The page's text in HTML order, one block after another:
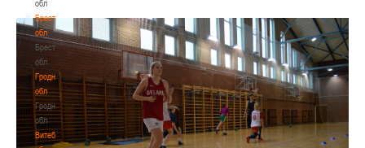
обл
Брестская
обл
Брестская
обл
Гродненская
обл
Гродненская
обл
Витебская